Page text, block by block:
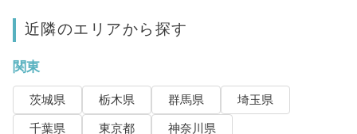
近隣のエリアから探す
関東
茨城県 栃木県 群馬県
埼玉県
千葉県
東京都 神奈川県